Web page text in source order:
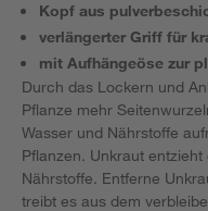
Kopf aus
verlängerter Griff für
mit Aufhängeöse zur
Durch das Lockern und
Pflanze mehr
Wasser und Nährstoffe
Pflanzen. Unkraut
Nährstoffe. Entferne
treibt es aus dem